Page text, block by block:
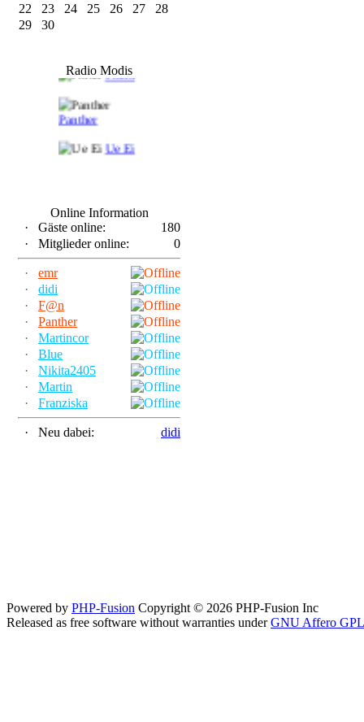
22
23 24 25 26 27
28
29
30
Radio Modis
Frank
Panther
Ue Ei
Online Information
·
Gäste online:
180
·
Mitglieder online: 0
·
emr
·
didi
·
F@n
·
Panther
·
Martincor
·
Blue
·
Nikita2405
·
Martin
·
Franziska
· Neu dabei: didi
Powered by PHP-Fusion Copyright © 2026 PHP-Fusion Inc
Released as free software without warranties underGNU Affero GPL